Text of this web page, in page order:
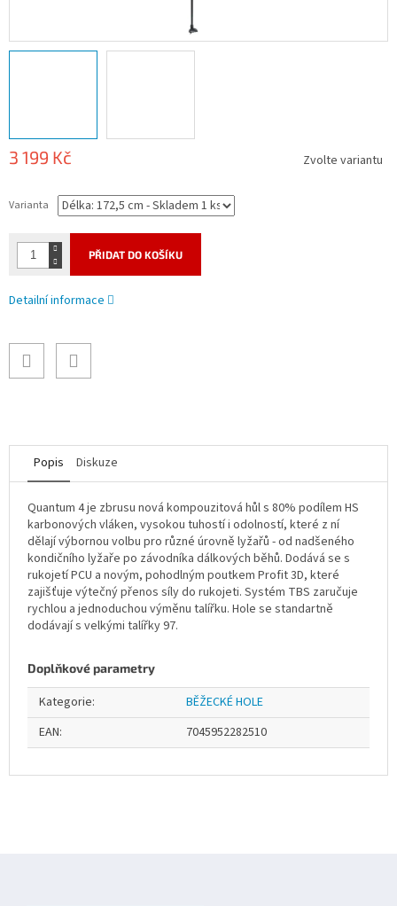
3 199 Kč
cena:
Zvolte variantu
Varianta
PŘIDAT DO KOŠÍKU
Detailní informace
Popis Diskuze
Quantum 4 je zbrusu nová kompouzitová hůl s 80% podílem HS
karbonových vláken, vysokou tuhostí i odolností, které z ní
dělají výbornou volbu pro různé úrovně lyžařů - od nadšeného
kondičního lyžaře po závodníka dálkových běhů. Dodává se s
rukojetí PCU a novým, pohodlným poutkem Profit 3D, které
zajišťuje výtečný přenos síly do rukojeti. Systém TBS zaručuje
rychlou a jednoduchou výměnu talířku. Hole se standartně
dodávají s velkými talířky 97.
Doplňkové parametry
Kategorie:
BĚŽECKÉ HOLE
EAN: 7045952282510